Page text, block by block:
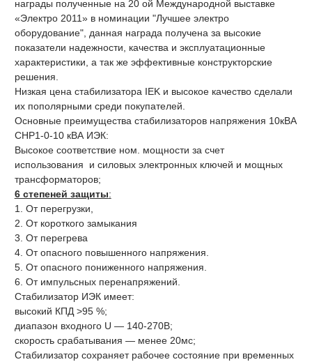
награды полученные на 20 ой Международной выставке
«Электро 2011» в номинации "Лучшее электро
оборудование", данная награда получена за высокие
показатели надежности, качества и эксплуатационные
характеристики, а так же эффективные конструкторские
решения.
Низкая цена стабилизатора IEK и высокое качество сделали
их пополярными среди покупателей.
Основные преимущества стабилизаторов напряжения 10кВА
СНР1-0-10 кВА ИЭК:
Высокое соответствие ном. мощности за счет
использования и силовых электронных ключей и мощных
трансформаторов;
6 степеней защиты:
1. От перегрузки,
2. От короткого замыкания
3. От перегрева
4. От опасного повышенного напряжения.
5. От опасного пониженного напряжения.
6. От импульсных перенапряжений.
Стабилизатор ИЭК имеет:
высокий КПД >95 %;
диапазон входного U — 140-270В;
скорость срабатывания — менее 20мс;
Стабилизатор сохраняет рабочее состояние при временных